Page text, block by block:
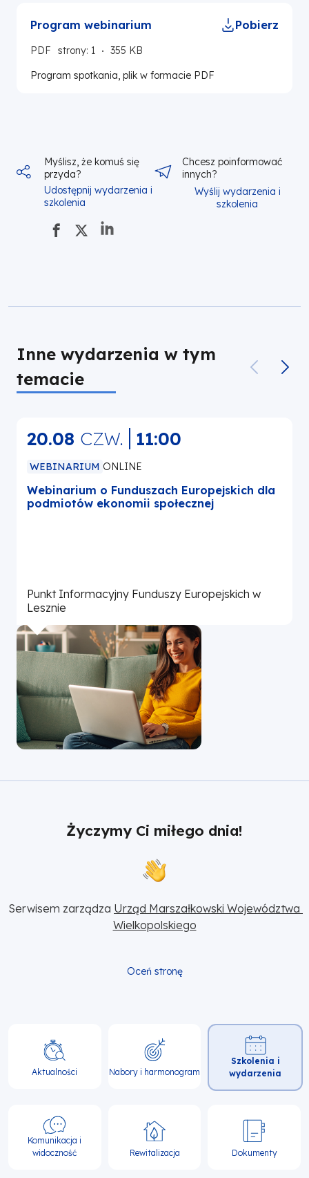
Program webinarium Pobierz
PDF strony: 1
355 KB
Program spotkania, plik w formacie PDF
Myślisz, że komuś się
przyda?
Udostępnij wydarzenia i
szkolenia
Chcesz poinformować
innych?
Wyślij wydarzenia i
szkolenia
Inne wydarzenia w tym
temacie
20.08 CZW. 11:00
WEBINARIUM ONLINE
Webinarium o Funduszach Europejskich dla
podmiotów ekonomii społecznej
Punkt Informacyjny Funduszy Europejskich w
Lesznie
Życzymy Ci miłego dnia!
Serwisem zarządza Urząd Marszałkowski Województwa
Wielkopolskiego
Oceń stronę
Główna
nawigacja
Aktualności Nabory i harmonogram
Szkolenia i
wydarzenia
Komunikacja i
widoczność
Rewitalizacja Dokumenty